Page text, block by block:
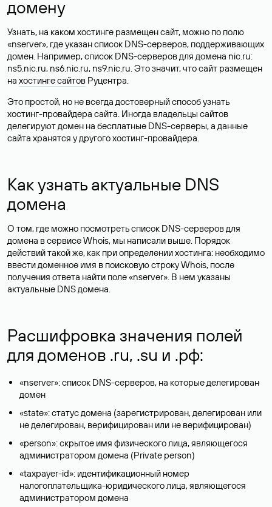
домену
Узнать, на каком хостинге размещен сайт, можно по полю
«nserver», где указан список DNS-серверов, поддерживающих
домен. Например, список DNS-серверов для домена nic.ru:
ns5.nic.ru, ns6.nic.ru, ns9.nic.ru. Это значит, что сайт размещен
на хостинге сайтов Руцентра.
Это простой, но не всегда достоверный способ узнать
хостинг-провайдера сайта. Иногда владельцы сайтов
делегируют домен на бесплатные DNS-серверы, а данные
сайта хранятся у другого хостинг-провайдера.
Как узнать актуальные DNS
домена
О том, где можно посмотреть список DNS-серверов для
домена в сервисе Whois, мы написали выше. Порядок
действий такой же, как при определении хостинга: необходимо
ввести доменное имя в поисковую строку Whois, после
получения ответа найти поле «nserver». В нем указаны
актуальные DNS домена.
Расшифровка значения полей
для доменов .ru, .su и .рф:
«nserver»: список DNS-серверов, на которые делегирован
домен
«state»: статус домена (зарегистрирован, делегирован или
не делегирован, верифицирован или не верифицирован)
«person»: скрытое имя физического лица, являющегося
администратором домена (Privatе person)
«taxpayer-id»: идентификационный номер
налогоплательщика-юридического лица, являющегося
администратором домена